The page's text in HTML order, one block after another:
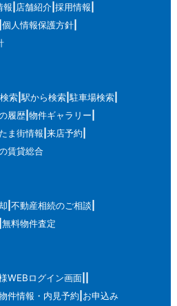
報 店舗紹介 採用情報
個人情報保護方針
索 駅から検索 駐車場検索
履歴 物件ギャラリー
ま街情報 来店予約
賃貸総合
不動産相続のご相談
無料物件査定
WEBログイン画面
件情報・内見予約 お申込み